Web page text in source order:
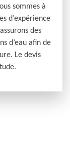
sommes à
d’expérience
des
d’eau afin de
Le devis